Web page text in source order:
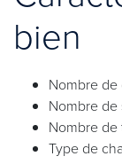
bien
Nombre de
Nombre de
Nombre de
Type de